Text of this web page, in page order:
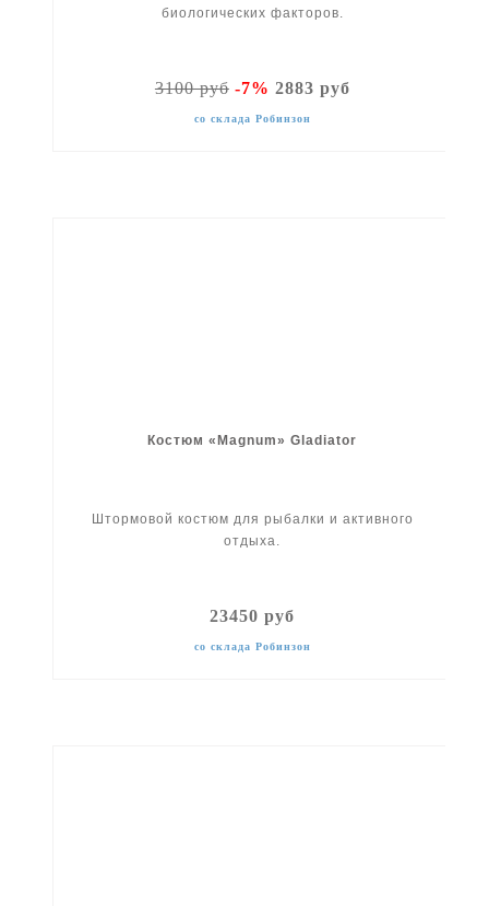
биологических факторов.
3100 руб-7% 2883 руб
со склада Робинзон
Костюм «Magnum» Gladiator
Штормовой костюм для рыбалки и активного
отдыха.
23450 руб
со склада Робинзон